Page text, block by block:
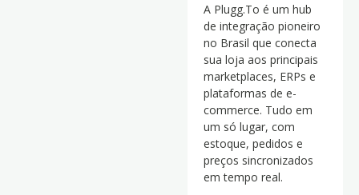
A Plugg.To é um hub
de integração pioneiro
no Brasil que conecta
sua loja aos principais
marketplaces, ERPs e
plataformas de e-
commerce. Tudo em
um só lugar, com
estoque, pedidos e
preços sincronizados
em tempo real.